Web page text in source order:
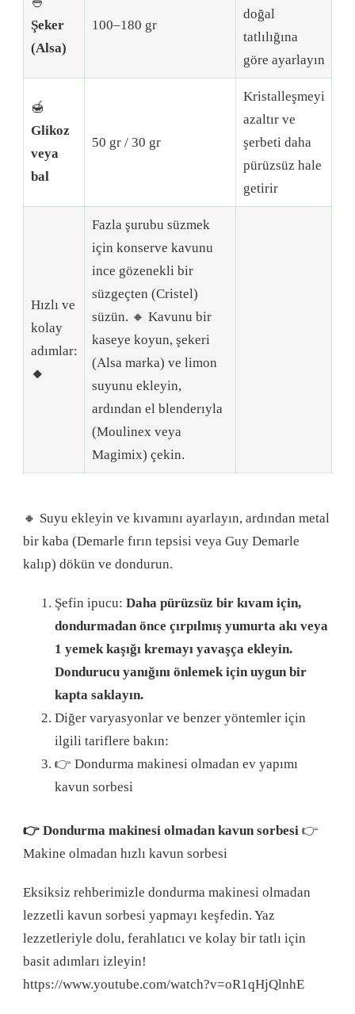
Şeker
(Alsa)
100–180 gr
doğal
tatlılığına
göre ayarlayın
🍯
Glikoz
veya
bal
50 gr / 30 gr
Kristalleşmeyi
azaltır ve
şerbeti daha
pürüzsüz hale
getirir
Hızlı ve
kolay
adımlar:
🔸
Fazla şurubu süzmek
için konserve kavunu
ince gözenekli bir
süzgeçten (Cristel)
süzün. 🔸 Kavunu bir
kaseye koyun, şekeri
(Alsa marka) ve limon
suyunu ekleyin,
ardından el blenderıyla
(Moulinex veya
Magimix) çekin.
🔸 Suyu ekleyin ve kıvamını ayarlayın, ardından metal
bir kaba (Demarle fırın tepsisi veya Guy Demarle
kalıp) dökün ve dondurun.
Şefin ipucu: Daha pürüzsüz bir kıvam için,
dondurmadan önce çırpılmış yumurta akı veya
1 yemek kaşığı kremayı yavaşça ekleyin.
Dondurucu yanığını önlemek için uygun bir
kapta saklayın.
Diğer varyasyonlar ve benzer yöntemler için
ilgili tariflere bakın:
👉 Dondurma makinesi olmadan ev yapımı
kavun sorbesi
👉 Dondurma makinesi olmadan kavun sorbesi 👉
Makine olmadan hızlı kavun sorbesi
Eksiksiz rehberimizle dondurma makinesi olmadan
lezzetli kavun sorbesi yapmayı keşfedin. Yaz
lezzetleriyle dolu, ferahlatıcı ve kolay bir tatlı için
basit adımları izleyin!
https://www.youtube.com/watch?v=oR1qHjQlnhE